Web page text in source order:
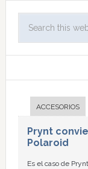
ACCESORIOS
Prynt
Polaroid
Es el caso de